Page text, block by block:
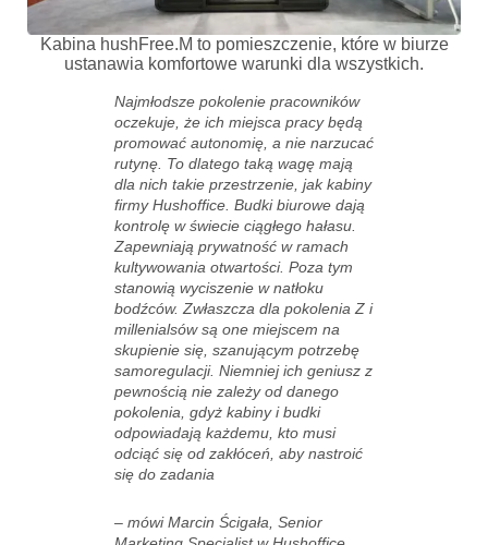
Kabina hushFree.M to pomieszczenie, które w biurze
ustanawia komfortowe warunki dla wszystkich.
Najmłodsze pokolenie pracowników
oczekuje, że ich miejsca pracy będą
promować autonomię, a nie narzucać
rutynę. To dlatego taką wagę mają
dla nich takie przestrzenie, jak kabiny
firmy Hushoffice. Budki biurowe dają
kontrolę w świecie ciągłego hałasu.
Zapewniają prywatność w ramach
kultywowania otwartości. Poza tym
stanowią wyciszenie w natłoku
bodźców. Zwłaszcza dla pokolenia Z i
millenialsów są one miejscem na
skupienie się, szanującym potrzebę
samoregulacji. Niemniej ich geniusz z
pewnością nie zależy od danego
pokolenia, gdyż kabiny i budki
odpowiadają każdemu, kto musi
odciąć się od zakłóceń, aby nastroić
się do zadania
– mówi Marcin Ścigała, Senior